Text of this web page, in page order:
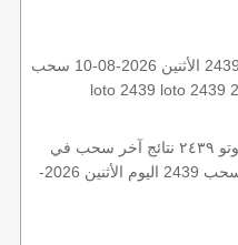
نتائج سحب اللوتو اللبناني 2439 الأثنين 2026-08-10 سحب zeed زيد
اللوتو اللبناني اليوم الأثنين ، نتيجة اللوتو ٢٤٣٩ نتائج آخر سحب في
اللوتو اللبناني، أي نتائج اللوتو رقم السحب 2439 اليوم الأثنين 2026-